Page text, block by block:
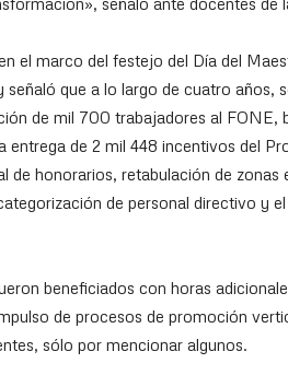
el marco del festejo del Día del
que a lo largo de cuatro años,
de mil 700 trabajadores al FONE,
entrega de 2 mil 448 incentivos del
de honorarios, retabulación de zonas
de personal directivo y
beneficiados con horas
de procesos de promoción
sólo por mencionar algunos.